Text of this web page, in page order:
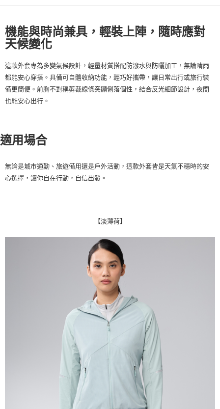
7-11超取(2000以上免運)
每筆NT$100，滿NT$2,000(含以上)免運費
一般宅配
每筆NT$100
宅配出貨(2000以上免運)
機能與時尚兼具，輕裝上陣，隨時應對
天候變化
這款外套專為多變氣候設計，輕量材質搭配防潑水與防曬加工，無論晴雨
都能安心穿搭。具備可自體收納功能，輕巧好攜帶，讓日常出行或旅行裝
備更簡便。前胸不對稱剪裁線條突顯俐落個性，結合反光細節設計，夜間
也能安心出行。
適用場合
無論是城市通勤、旅遊備用還是戶外活動，這款外套皆是天氣不穩時的安
心選擇，讓你自在行動，自信出發。
【淡薄荷】